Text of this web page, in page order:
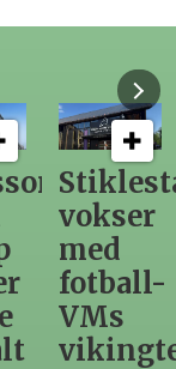
vokser
med
fotball-
VMs